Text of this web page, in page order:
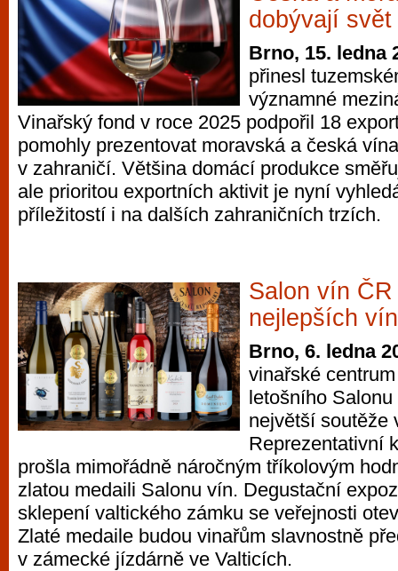
dobývají svět
Brno, 15. ledna
přinesl
významné
Vinařský fond v roce 2025 podpořil 18
pomohly prezentovat moravská a česká
v zahraničí. Většina domácí produkce
ale prioritou exportních aktivit je nyní
příležitostí i na dalších zahraničních trzích.
Salon vín
nejlepších
Brno, 6. ledna
vinařské
letošního
největší soutěže
Reprezentativní
prošla mimořádně náročným tříkolovým
zlatou medaili Salonu vín. Degustační
sklepení valtického zámku se veřejnosti
Zlaté medaile budou vinařům slavnostně
v zámecké jízdárně ve Valticích.